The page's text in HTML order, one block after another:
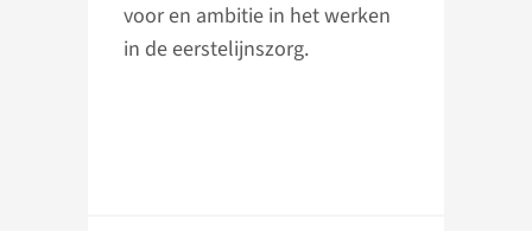
voor en ambitie in het werken
in de eerstelijnszorg.